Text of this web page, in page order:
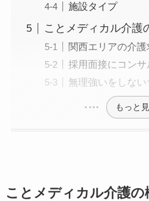
施設タイプ
ことメディカル介護
関西エリアの介
採用面接にコン
無理強いをしない
もっと
ことメディカル介護の